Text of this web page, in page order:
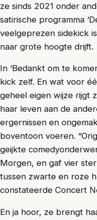
ze sinds 2021 onder
satirische programma
veelgeprezen sidekick
naar grote hoogte drijft.
In ‘Bedankt om te
kick zelf. En wat voor
geheel eigen wijze rijgt
haar leven aan de
ergernissen en
boventoon voeren.
geijkte
Morgen, en gaf vier
tussen zwarte en roze
constateerde Concert
En ja hoor, ze brengt